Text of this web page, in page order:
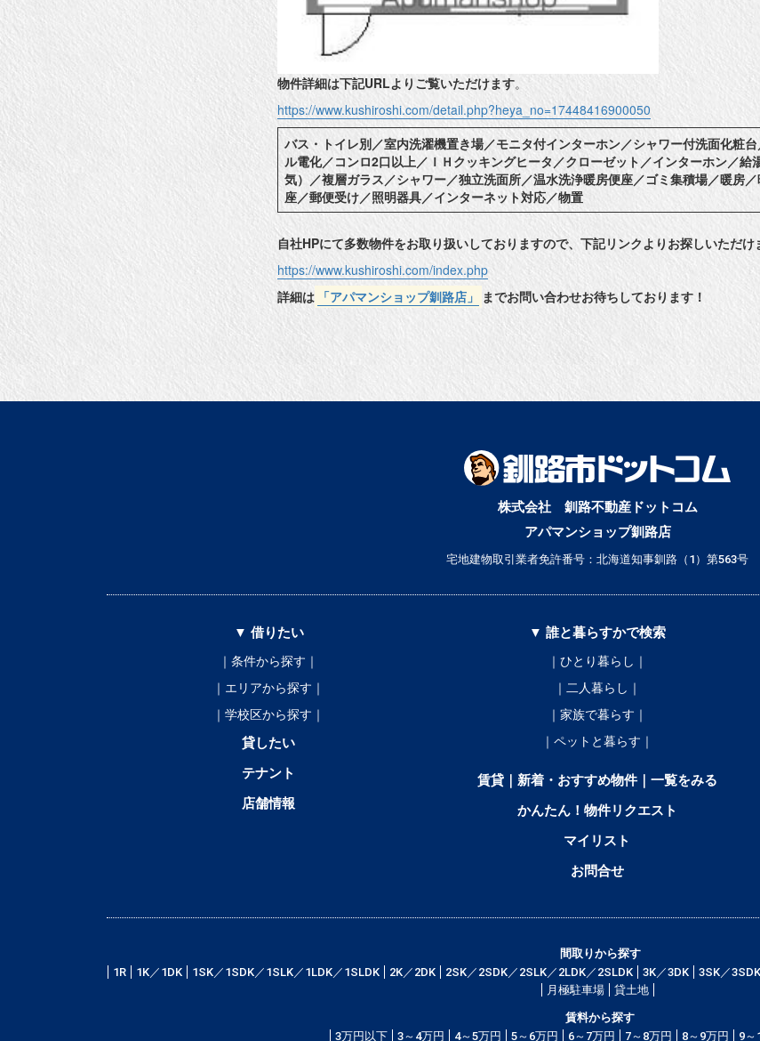
物件詳細は下記URLよりご覧いただけます。
https://www.kushiroshi.com/detail.php?heya_no=17448416900050
バス・トイレ別／室内洗濯機置き場／モニタ付インターホン／シャワー付洗面化粧
ル電化／コンロ2口以上／ＩＨクッキングヒータ／クローゼット／インターホン／給
気）／複層ガラス／シャワー／独立洗面所／温水洗浄暖房便座／ゴミ集積場／暖房
座／郵便受け／照明器具／インターネット対応／物置
自社HPにて多数物件をお取り扱いしておりますので、下記リンクよりお探しいただけ
https://www.kushiroshi.com/index.php
詳細は 「アパマンショップ釧路店」 までお問い合わせお待ちしております！
株式会社 釧路不動産ドットコム
アパマンショップ釧路店
宅地建物取引業者免許番号：北海道知事釧路（1）第563号
▼ 借りたい
｜条件から探す｜
｜エリアから探す｜
｜学校区から探す｜
貸したい
テナント
店舗情報
▼ 誰と暮らすかで検索
｜ひとり暮らし｜
｜二人暮らし｜
｜家族で暮らす｜
｜ペットと暮らす｜
賃貸｜新着・おすすめ物件｜一覧をみる
かんたん！物件リクエスト
マイリスト
お問合せ
間取りから探す
1R
1K／1DK 1SK／1SDK／1SLK／1LDK／1SLDK 2K／2DK 2SK／2SDK／2SLK／2LDK／2SLDK 3K／3DK 3SK／
月極駐車場
貸土地
賃料から探す
3万円以下
3～4万円 4～5万円 5～6万円 6～7万円 7～8万円 8～9万円 9～